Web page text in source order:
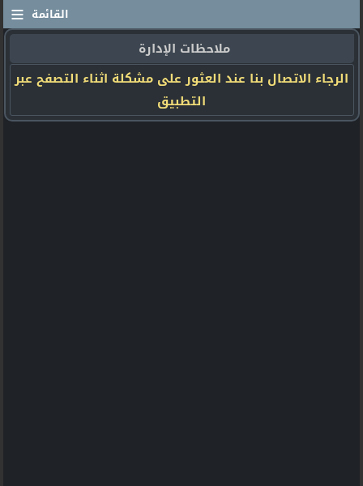
≡ القائمة
ملاحظات الإدارة
الرجاء الاتصال بنا عند العثور على مشكلة اثناء التصفح عبر
التطبيق